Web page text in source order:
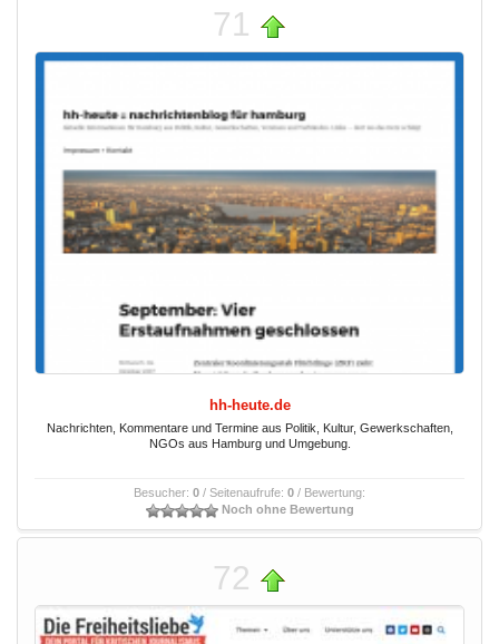
71
hh-heute.de
Nachrichten, Kommentare und Termine aus Politik, Kultur, Gewerkschaften,
NGOs aus Hamburg und Umgebung.
Besucher: 0 / Seitenaufrufe: 0 / Bewertung:
Noch ohne Bewertung
72